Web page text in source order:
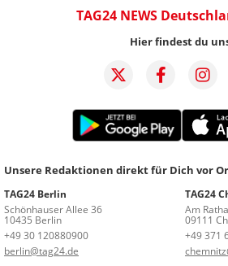
TAG24 NEWS
Hier findest du
Unsere Redaktionen direkt für Dich vor
TAG24 Berlin
Schönhauser Allee 36
10435 Berlin
+49 30 120880900
berlin@tag24.de
TAG24
Am
09111
+49 371